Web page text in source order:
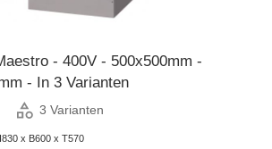
- 400V - 500x500mm -
- In 3 Varianten
3 Varianten
x B600 x T570